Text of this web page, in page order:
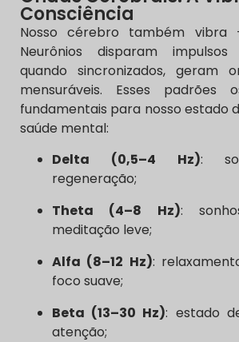
Consciência
Nosso cérebro também vibra
Neurônios disparam
quando sincronizados, geram
mensuráveis. Esses padrões
fundamentais para nosso estado
saúde mental:
Delta (0,5–4 Hz):
regeneração;
Theta (4–8 Hz):
meditação leve;
Alfa (8–12 Hz):
foco suave;
Beta (13–30 Hz): estado
atenção;